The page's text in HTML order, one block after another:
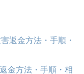
返金方法・手順・
金方法・手順・相